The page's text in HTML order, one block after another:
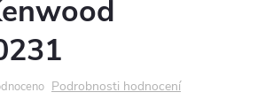
Podrobnosti hodnocení